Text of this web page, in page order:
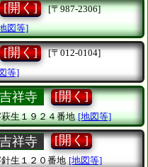
[開く]
[〒987-2306]
図等]
[開く]
[〒012-0104]
等]
祥寺 [開く]
生１９２４番地 [地図等]
祥寺 [開く]
生１２０番地 [地図等]